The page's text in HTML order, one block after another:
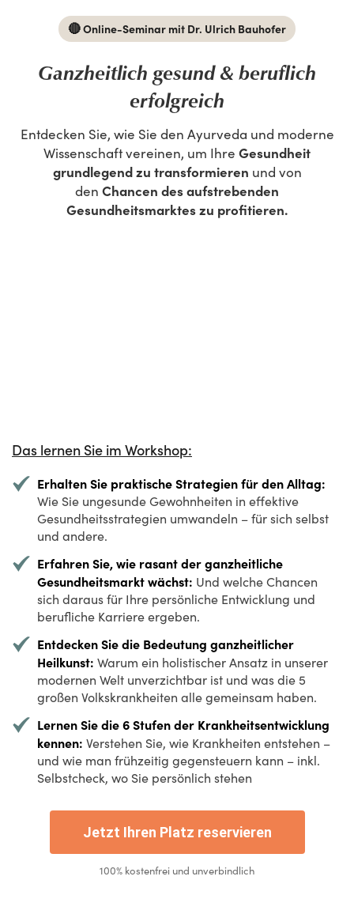
🔴Online-Seminar mit Dr. Ulrich Bauhofer
Ganzheitlich gesund & beruflich
erfolgreich
Entdecken Sie, wie Sie den Ayurveda und moderne
Wissenschaft vereinen, um Ihre Gesundheit
grundlegend zu transformieren und von
den Chancen des aufstrebenden
Gesundheitsmarktes zu profitieren.
Das lernen Sie im Workshop:
Erhalten Sie praktische Strategien für den Alltag:
Wie Sie ungesunde Gewohnheiten in effektive
Gesundheitsstrategien umwandeln – für sich selbst
und andere.
Erfahren Sie, wie rasant der ganzheitliche
Gesundheitsmarkt wächst: Und welche Chancen
sich daraus für Ihre persönliche Entwicklung und
berufliche Karriere ergeben.
Entdecken Sie die Bedeutung ganzheitlicher
Heilkunst: Warum ein holistischer Ansatz in unserer
modernen Welt unverzichtbar ist und was die 5
großen Volkskrankheiten alle gemeinsam haben.
Lernen Sie die 6 Stufen der Krankheitsentwicklung
kennen: Verstehen Sie, wie Krankheiten entstehen –
und wie man frühzeitig gegensteuern kann – inkl.
Selbstcheck, wo Sie persönlich stehen
Jetzt Ihren Platz reservieren
100% kostenfrei und unverbindlich